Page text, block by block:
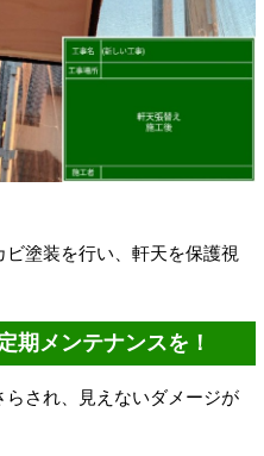
塗装を行い、軒天を保護視
期メンテナンスを！
され、見えないダメージが